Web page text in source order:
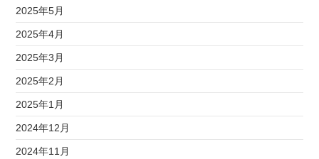
2025年5月
2025年4月
2025年3月
2025年2月
2025年1月
2024年12月
2024年11月